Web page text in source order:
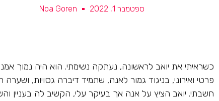
ספטמבר 1, 2022 Noa Goren
כשראיתי את יואב לראשונה, נעתקה נשימתי. הוא היה נמוך
פרטי ואירוני, בניגוד גמור לאנה, שתמיד דיברה גסויות,
חשבתי. יואב הציץ על אנה אך בעיקר עלי, הקשיב לה